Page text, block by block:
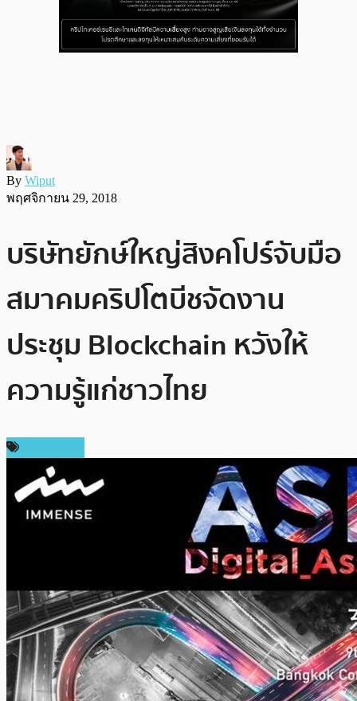
By Wiput
พฤศจิกายน 29, 2018
บริษัทยักษ์ใหญ่สิงคโปร์จับมือ
สมาคมคริปโตบีชจัดงาน
ประชุม Blockchain หวังให้
ความรู้แก่ชาวไทย